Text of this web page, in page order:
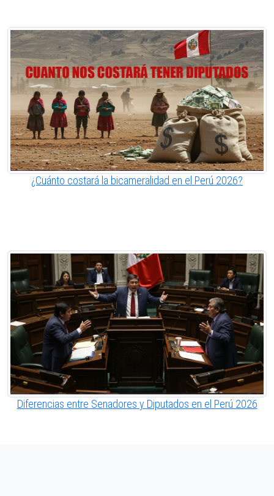
¿Cuánto costará la bicameralidad en el Perú 2026?
Diferencias entre Senadores y Diputados en el Perú 2026